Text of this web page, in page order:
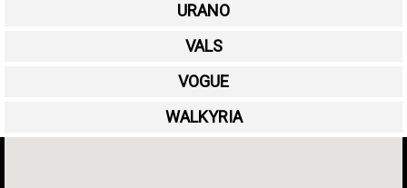
URANO
VALS
VOGUE
WALKYRIA